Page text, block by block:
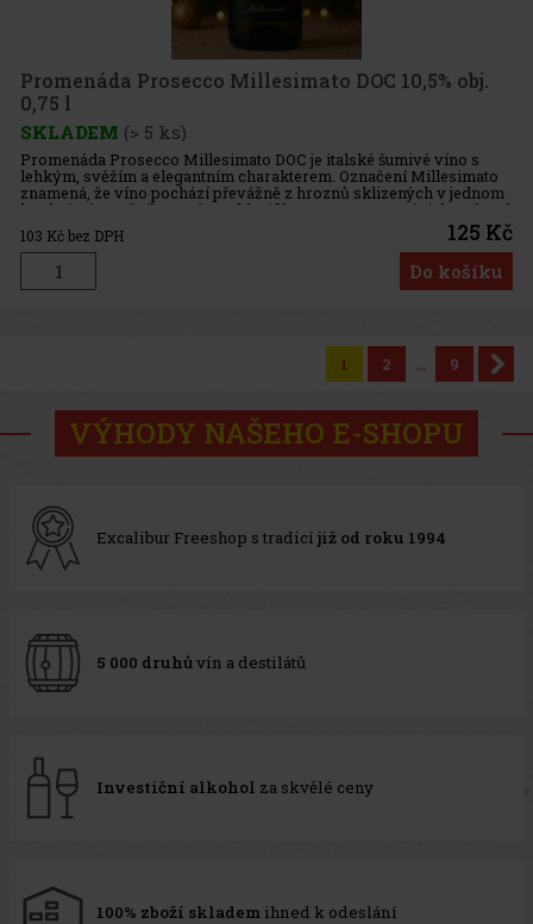
Promenáda Prosecco Millesimato DOC 10,5% obj.
0,75 l
SKLADEM (> 5 ks)
Promenáda Prosecco Millesimato DOC je italské šumivé víno s
lehkým, svěžím a elegantním charakterem. Označení Millesimato
znamená, že víno pochází převážně z hroznů sklizených v jednom
konkrétním ročníku, zatímco klasifikace DOC potvrzuje jeho původ
103 Kč bez DPH 125 Kč
Do košíku
1 2 ... 9
VÝHODY NAŠEHO E-SHOPU
Excalibur Freeshop s tradicí již od roku 1994
5 000 druhůvín a destilátů
Investiční alkohol za skvělé ceny
100% zboží skladem ihned k odeslání